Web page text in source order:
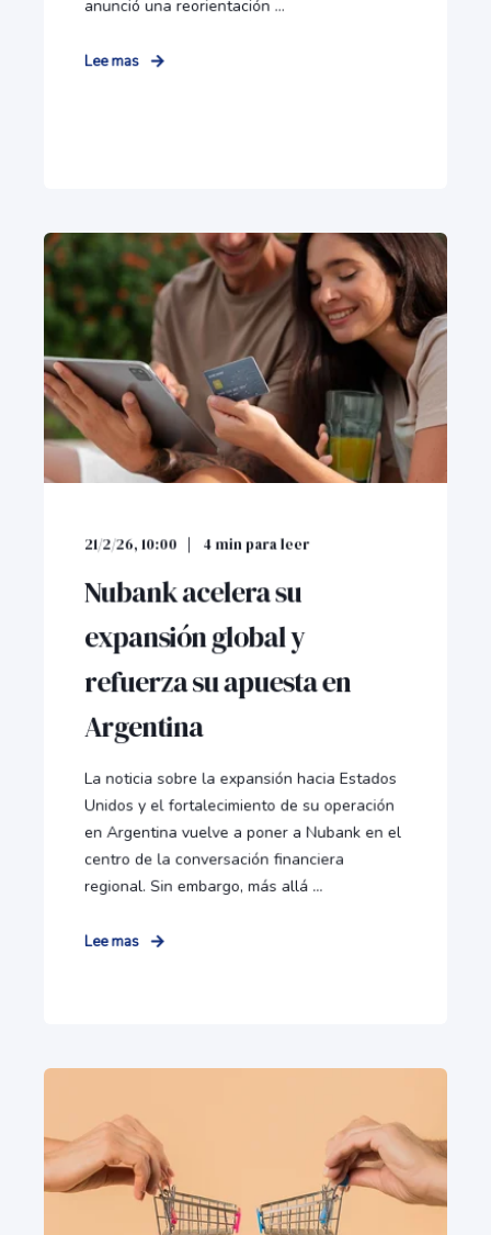
anunció una reorientación ...
Lee mas
21/2/26, 10:00 4 min para leer
Nubank acelera su
expansión global y
refuerza su apuesta en
Argentina
La noticia sobre la expansión hacia Estados
Unidos y el fortalecimiento de su operación
en Argentina vuelve a poner a Nubank en el
centro de la conversación financiera
regional. Sin embargo, más allá ...
Lee mas